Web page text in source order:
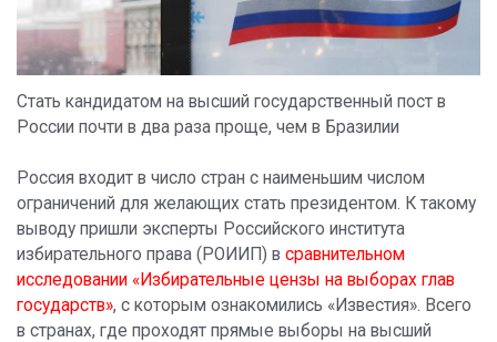
Стать кандидатом на высший государственный пост в
России почти в два раза проще, чем в Бразилии
Россия входит в число стран с наименьшим числом
ограничений для желающих стать президентом. К такому
выводу пришли эксперты Российского института
избирательного права (РОИИП) в сравнительном
исследовании «Избирательные цензы на выборах глав
государств», с которым ознакомились «Известия». Всего
в странах, где проходят прямые выборы на высший